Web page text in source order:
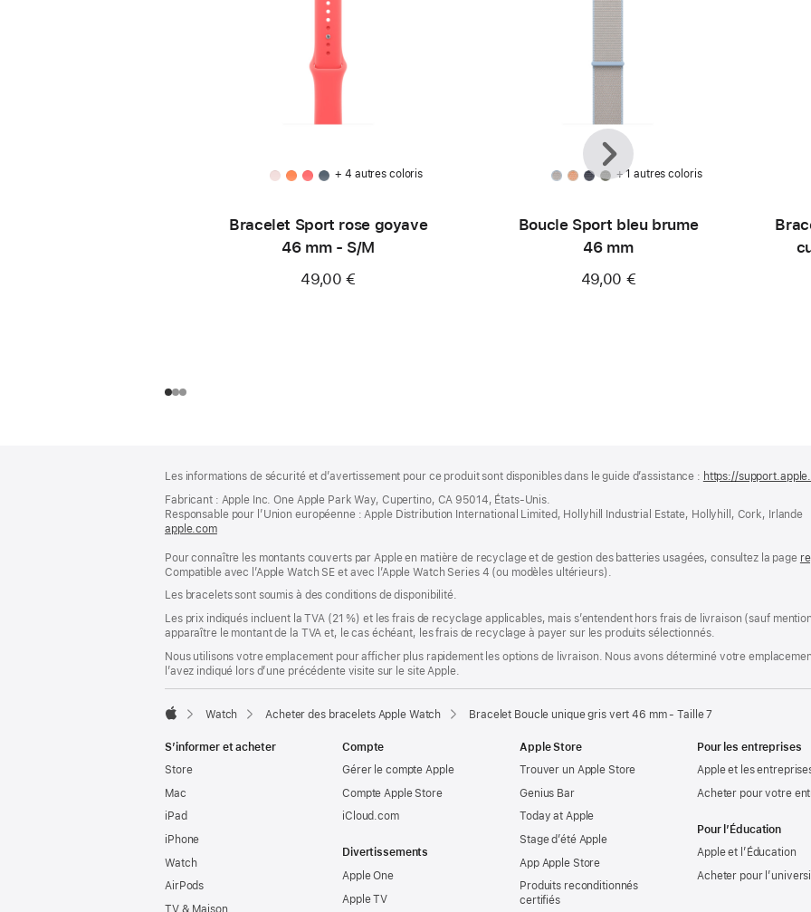
+ 4 autres coloris
Bracelet Sport rose goyave
46 mm - S/M
49,00 €
+ 1 autres coloris
Boucle Sport bleu brume
46 mm
49,00 €
Précédent
Suivant
de
page
de
bas
de
page
Les informations de sécurité et d’avertissement pour ce produit sont disponibles dans le guide d’assistance : https://
Fabricant : Apple Inc. One Apple Park Way, Cupertino, CA 95014, États-Unis.
Responsable pour l’Union européenne : Apple Distribution International Limited, Hollyhill Industrial Estate, Hollyhill, Cork, Irlande
apple.com(s’ouvre
une
nouvelle
Pour connaître les montants couverts par Apple en matière de recyclage et de gestion des batteries usagées, consultez la page
Compatible avec l’Apple Watch SE et avec l’Apple Watch Series 4 (ou modèles ultérieurs).
Les bracelets sont soumis à des conditions de disponibilité.
Les prix indiqués incluent la TVA (21 %) et les frais de recyclage applicables, mais s’entendent hors frais de livraison (sauf
apparaître le montant de la TVA et, le cas échéant, les frais de recyclage à payer sur les produits sélectionnés.
Nous utilisons votre emplacement pour afficher plus rapidement les options de livraison. Nous avons déterminé votre
l’avez indiqué lors d’une précédente visite sur le site Apple.
Watch Acheter des bracelets Apple Watch Bracelet Boucle unique gris vert 46 mm - Taille 7
S’informer et acheter
Store
Mac
iPad
iPhone
Watch
AirPods
TV & Maison
Compte
Gérer le compte Apple
Compte Apple Store
iCloud.com
Divertissements
Apple One
Apple TV
Apple Store
Trouver un Apple Store
Genius Bar
Today at Apple
Stage d’été Apple
App Apple Store
Produits reconditionnés
certifiés
Pour les entreprises
Apple et les
Acheter pour votre
Pour l’Éducation
Apple et l’Éducation
Acheter pour